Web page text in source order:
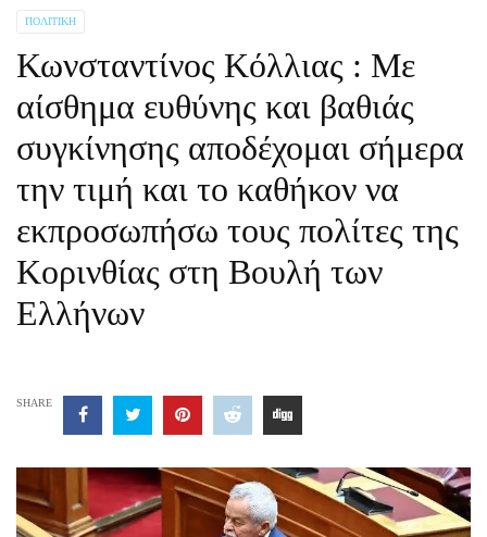
ΠΟΛΙΤΙΚΉ
Κωνσταντίνος Κόλλιας : Με
αίσθημα ευθύνης και βαθιάς
συγκίνησης αποδέχομαι σήμερα
την τιμή και το καθήκον να
εκπροσωπήσω τους πολίτες της
Κορινθίας στη Βουλή των
Ελλήνων
SHARE